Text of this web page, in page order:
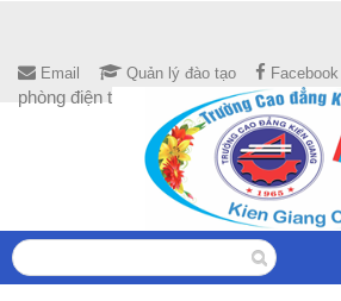
Email Quản lý đào tạo Facebook
phòng điện tử